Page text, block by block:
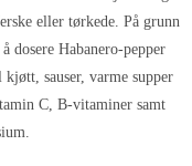
eller tørkede. På grunn
dosere Habanero-pepper
sauser, varme supper
C, B-vitaminer samt